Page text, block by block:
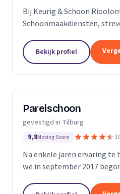
Bij Keurig & Schoon
Schoonmaakdiensten,
betrouwbare partner in het
rioolproblemen en het...
Bekijk profiel
Parelschoon
gevestigd in Tilburg
9,8Moving Score
Na enkele jaren ervaring te
we in september 2017